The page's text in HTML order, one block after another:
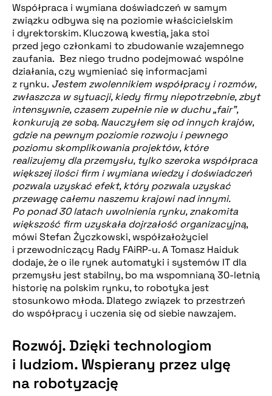
Współpraca i wymiana doświadczeń w samym
związku odbywa się na poziomie właścicielskim
i dyrektorskim. Kluczową kwestią, jaka stoi
przed jego członkami to zbudowanie wzajemnego
zaufania. Bez niego trudno podejmować wspólne
działania, czy wymieniać się informacjami
z rynku. Jestem zwolennikiem współpracy i rozmów,
zwłaszcza w sytuacji, kiedy firmy niepotrzebnie, zbyt
intensywnie, czasem zupełnie nie w duchu „fair”,
konkurują ze sobą. Nauczyłem się od innych krajów,
gdzie na pewnym poziomie rozwoju i pewnego
poziomu skomplikowania projektów, które
realizujemy dla przemysłu, tylko szeroka współpraca
większej ilości firm i wymiana wiedzy i doświadczeń
pozwala uzyskać efekt, który pozwala uzyskać
przewagę całemu naszemu krajowi nad innymi.
Po ponad 30 latach uwolnienia rynku, znakomita
większość firm uzyskała dojrzałość organizacyjną,
mówi Stefan Życzkowski, współzałożyciel
i przewodniczący Rady FAiRP-u. A Tomasz Haiduk
dodaje, że o ile rynek automatyki i systemów IT dla
przemysłu jest stabilny, bo ma wspomnianą 30-letnią
historię na polskim rynku, to robotyka jest
stosunkowo młoda. Dlatego związek to przestrzeń
do współpracy i uczenia się od siebie nawzajem.
Rozwój. Dzięki technologiom
i ludziom. Wspierany przez ulgę
na robotyzację